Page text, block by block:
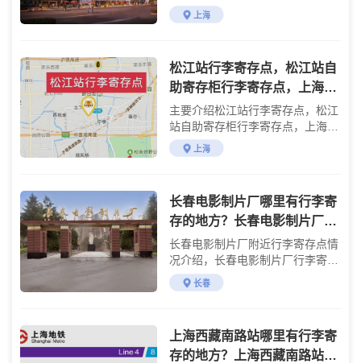
费标准介绍
上海
松江站行李寄存点，松江站自
助寄存柜行李寄存点，上海松
江站行李寄存处，松江站存包
的地方，上海行李寄送服
主要介绍松江站行李寄存点，松江
站自助寄存柜行李寄存点，上海松
江站行李寄存处，松江站存包的地
方，松江附近的景点
上海
长春电影制片厂哪里有行李寄
存的地方？长春电影制片厂行
李寄存怎么收费？
长春电影制片厂附近行李寄存点情
况介绍，长春电影制片厂行李寄存
点收费标准介绍
长春
上海西藏南路站哪里有行李寄
存的地方？上海西藏南路站附